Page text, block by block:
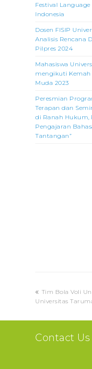
Festival
Indonesia
Dosen FISIP
Analisis Rencana
Pilpres 2024
Mahasiswa
mengikuti Kemah
Muda 2023
Peresmian
Terapan dan
di Ranah Hukum,
Pengajaran
Tantangan”
previous
post:
Tim Bola Voli
Universitas
Contact Us